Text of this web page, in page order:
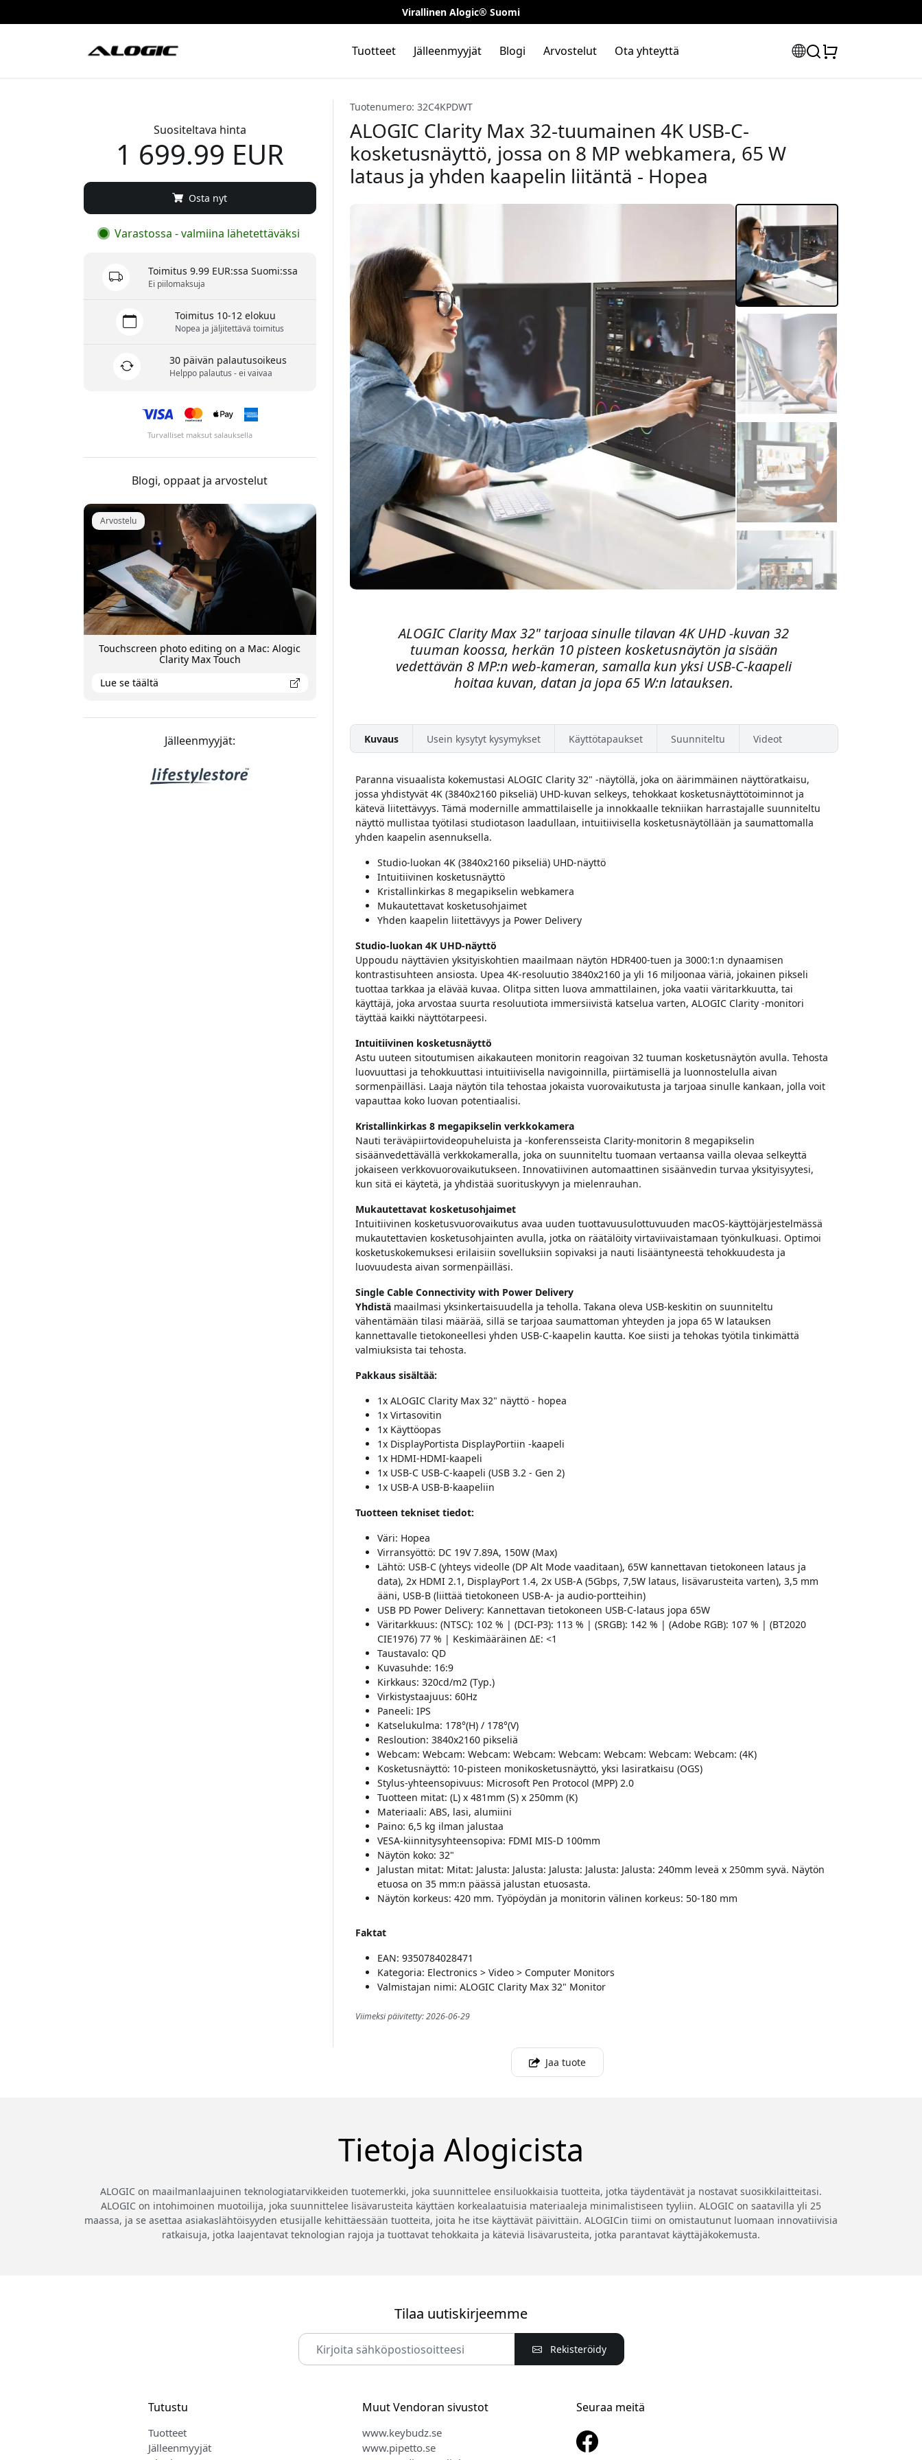
Virallinen Alogic® Suomi
Tuotteet Jälleenmyyjät Blogi Arvostelut Ota yhteyttä
Tuotenumero: 32C4KPDWT
ALOGIC Clarity Max 32-tuumainen 4K USB-C-
kosketusnäyttö, jossa on 8 MP webkamera, 65 W
lataus ja yhden kaapelin liitäntä - Hopea
ALOGIC Clarity Max 32" tarjoaa sinulle tilavan 4K UHD -kuvan 32
tuuman koossa, herkän 10 pisteen kosketusnäytön ja sisään
vedettävän 8 MP:n web-kameran, samalla kun yksi USB-C-kaapeli
hoitaa kuvan, datan ja jopa 65 W:n latauksen.
Kuvaus Usein kysytyt kysymykset Käyttötapaukset Suunniteltu Videot
Paranna visuaalista kokemustasi ALOGIC Clarity 32" -näytöllä, joka on äärimmäinen näyttöratkaisu,
jossa yhdistyvät 4K (3840x2160 pikseliä) UHD-kuvan selkeys, tehokkaat kosketusnäyttötoiminnot ja
kätevä liitettävyys. Tämä modernille ammattilaiselle ja innokkaalle tekniikan harrastajalle suunniteltu
näyttö mullistaa työtilasi studiotason laadullaan, intuitiivisella kosketusnäytöllään ja saumattomalla
yhden kaapelin asennuksella.
Studio-luokan 4K (3840x2160 pikseliä) UHD-näyttö
Intuitiivinen kosketusnäyttö
Kristallinkirkas 8 megapikselin webkamera
Mukautettavat kosketusohjaimet
Yhden kaapelin liitettävyys ja Power Delivery
Studio-luokan 4K UHD-näyttö
Uppoudu näyttävien yksityiskohtien maailmaan näytön HDR400-tuen ja 3000:1:n dynaamisen
kontrastisuhteen ansiosta. Upea 4K-resoluutio 3840x2160 ja yli 16 miljoonaa väriä, jokainen pikseli
tuottaa tarkkaa ja elävää kuvaa. Olitpa sitten luova ammattilainen, joka vaatii väritarkkuutta, tai
käyttäjä, joka arvostaa suurta resoluutiota immersiivistä katselua varten, ALOGIC Clarity -monitori
täyttää kaikki näyttötarpeesi.
Intuitiivinen kosketusnäyttö
Astu uuteen sitoutumisen aikakauteen monitorin reagoivan 32 tuuman kosketusnäytön avulla. Tehosta
luovuuttasi ja tehokkuuttasi intuitiivisella navigoinnilla, piirtämisellä ja luonnostelulla aivan
sormenpäilläsi. Laaja näytön tila tehostaa jokaista vuorovaikutusta ja tarjoaa sinulle kankaan, jolla voit
vapauttaa koko luovan potentiaalisi.
Kristallinkirkas 8 megapikselin verkkokamera
Nauti teräväpiirtovideopuheluista ja -konferensseista Clarity-monitorin 8 megapikselin
sisäänvedettävällä verkkokameralla, joka on suunniteltu tuomaan vertaansa vailla olevaa selkeyttä
jokaiseen verkkovuorovaikutukseen. Innovatiivinen automaattinen sisäänvedin turvaa yksityisyytesi,
kun sitä ei käytetä, ja yhdistää suorituskyvyn ja mielenrauhan.
Mukautettavat kosketusohjaimet
Intuitiivinen kosketusvuorovaikutus avaa uuden tuottavuusulottuvuuden macOS-käyttöjärjestelmässä
mukautettavien kosketusohjainten avulla, jotka on räätälöity virtaviivaistamaan työnkulkuasi. Optimoi
kosketuskokemuksesi erilaisiin sovelluksiin sopivaksi ja nauti lisääntyneestä tehokkuudesta ja
luovuudesta aivan sormenpäilläsi.
Single Cable Connectivity with Power Delivery
Yhdistämaailmasi yksinkertaisuudella ja teholla. Takana oleva USB-keskitin on suunniteltu
vähentämään tilasi määrää, sillä se tarjoaa saumattoman yhteyden ja jopa 65 W latauksen
kannettavalle tietokoneellesi yhden USB-C-kaapelin kautta. Koe siisti ja tehokas työtila tinkimättä
valmiuksista tai tehosta.
Pakkaus sisältää:
1x ALOGIC Clarity Max 32" näyttö - hopea
1x Virtasovitin
1x Käyttöopas
1x DisplayPortista DisplayPortiin -kaapeli
1x HDMI-HDMI-kaapeli
1x USB-C USB-C-kaapeli (USB 3.2 - Gen 2)
1x USB-A USB-B-kaapeliin
Tuotteen tekniset tiedot:
Väri: Hopea
Virransyöttö: DC 19V 7.89A, 150W (Max)
Lähtö: USB-C (yhteys videolle (DP Alt Mode vaaditaan), 65W kannettavan tietokoneen lataus ja
data), 2x HDMI 2.1, DisplayPort 1.4, 2x USB-A (5Gbps, 7,5W lataus, lisävarusteita varten), 3,5 mm
ääni, USB-B (liittää tietokoneen USB-A- ja audio-portteihin)
USB PD Power Delivery: Kannettavan tietokoneen USB-C-lataus jopa 65W
Väritarkkuus: (NTSC): 102 % | (DCI-P3): 113 % | (SRGB): 142 % | (Adobe RGB): 107 % | (BT2020
CIE1976) 77 % | Keskimääräinen ΔE: <1
Taustavalo: QD
Kuvasuhde: 16:9
Kirkkaus: 320cd/m2 (Typ.)
Virkistystaajuus: 60Hz
Paneeli: IPS
Katselukulma: 178°(H) / 178°(V)
Resloution: 3840x2160 pikseliä
Webcam: Webcam: Webcam: Webcam: Webcam: Webcam: Webcam: Webcam: (4K)
Kosketusnäyttö: 10-pisteen monikosketusnäyttö, yksi lasiratkaisu (OGS)
Stylus-yhteensopivuus: Microsoft Pen Protocol (MPP) 2.0
Tuotteen mitat: (L) x 481mm (S) x 250mm (K)
Materiaali: ABS, lasi, alumiini
Paino: 6,5 kg ilman jalustaa
VESA-kiinnitysyhteensopiva: FDMI MIS-D 100mm
Näytön koko: 32"
Jalustan mitat: Mitat: Jalusta: Jalusta: Jalusta: Jalusta: Jalusta: 240mm leveä x 250mm syvä. Näytön
etuosa on 35 mm:n päässä jalustan etuosasta.
Näytön korkeus: 420 mm. Työpöydän ja monitorin välinen korkeus: 50-180 mm
Faktat
EAN: 9350784028471
Kategoria: Electronics > Video > Computer Monitors
Valmistajan nimi: ALOGIC Clarity Max 32" Monitor
Viimeksi päivitetty: 2026-06-29
Suositeltava hinta
1 699.99 EUR
Osta nyt
Varastossa - valmiina lähetettäväksi
Toimitus 9.99 EUR:ssa Suomi:ssa
Ei piilomaksuja
Toimitus 10-12 elokuu
Nopea ja jäljitettävä toimitus
30 päivän palautusoikeus
Helppo palautus - ei vaivaa
Turvalliset maksut salauksella
Blogi, oppaat ja arvostelut
Arvostelu
Touchscreen photo editing on a Mac: Alogic
Clarity Max Touch
Lue se täältä
Jälleenmyyjät:
Jaa tuote
Tietoja Alogicista
ALOGIC on maailmanlaajuinen teknologiatarvikkeiden tuotemerkki, joka suunnittelee ensiluokkaisia tuotteita, jotka täydentävät ja nostavat suosikkilaitteitasi.
ALOGIC on intohimoinen muotoilija, joka suunnittelee lisävarusteita käyttäen korkealaatuisia materiaaleja minimalistiseen tyyliin. ALOGIC on saatavilla yli 25
maassa, ja se asettaa asiakaslähtöisyyden etusijalle kehittäessään tuotteita, joita he itse käyttävät päivittäin. ALOGICin tiimi on omistautunut luomaan innovatiivisia
ratkaisuja, jotka laajentavat teknologian rajoja ja tuottavat tehokkaita ja käteviä lisävarusteita, jotka parantavat käyttäjäkokemusta.
Tilaa uutiskirjeemme
Rekisteröidy
Tutustu
Tuotteet
Jälleenmyyjät
Muut Vendoran sivustot
www.keybudz.se
www.pipetto.se
Seuraa meitä